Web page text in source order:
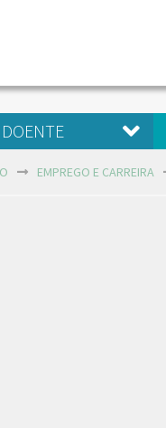
DOENTE
EMPREGO E CARREIRA